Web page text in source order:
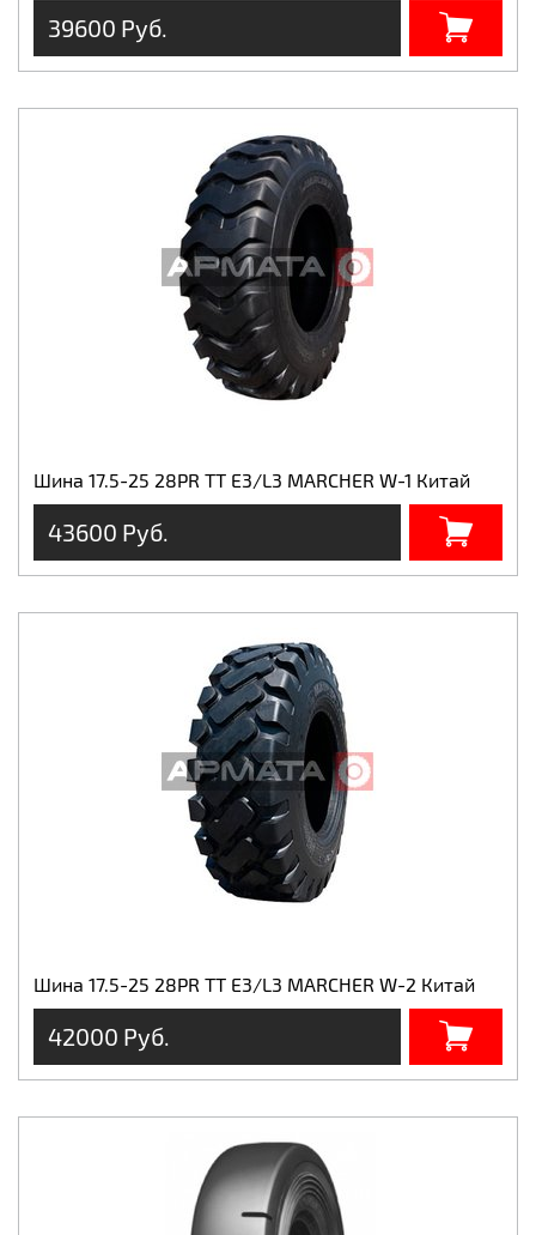
39600 Руб.
Шина 17.5-25 28PR TT E3/L3 MARCHER W-1 Китай
43600 Руб.
Шина 17.5-25 28PR TT E3/L3 MARCHER W-2 Китай
42000 Руб.